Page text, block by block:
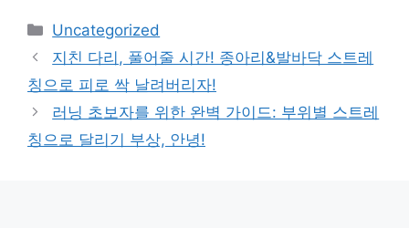
카
테
고
리
Uncategorized
지친 다리, 풀어줄 시간! 종아리&발바닥 스트레
칭으로 피로 싹 날려버리자!
러닝 초보자를 위한 완벽 가이드: 부위별 스트레
칭으로 달리기 부상, 안녕!